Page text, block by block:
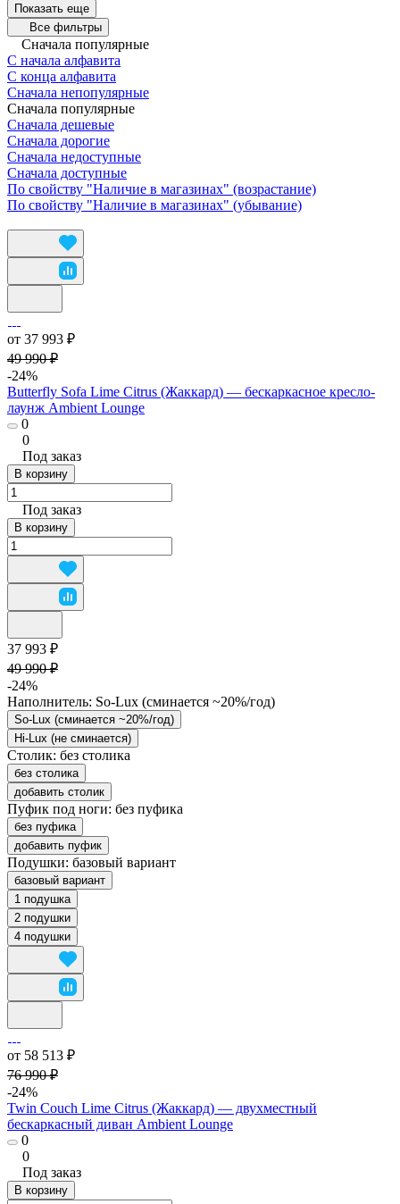
Показать еще
Все фильтры
Сначала популярные
С начала алфавита
С конца алфавита
Сначала непопулярные
Сначала популярные
Сначала дешевые
Сначала дорогие
Сначала недоступные
Сначала доступные
По свойству "Наличие в магазинах" (возрастание)
По свойству "Наличие в магазинах" (убывание)
от 37 993 ₽
49 990 ₽
-24%
Butterfly Sofa Lime Citrus (Жаккард) — бескаркасное кресло-
лаунж Ambient Lounge
0
0
Под заказ
В корзину
Под заказ
В корзину
37 993 ₽
49 990 ₽
-24%
Наполнитель: So-Lux (cминается ~20%/год)
So-Lux (cминается ~20%/год)
Hi-Lux (не сминается)
Столик: без столика
без столика
добавить столик
Пуфик под ноги: без пуфика
без пуфика
добавить пуфик
Подушки: базовый вариант
базовый вариант
1 подушка
2 подушки
4 подушки
от 58 513 ₽
76 990 ₽
-24%
Twin Couch Lime Citrus (Жаккард) — двухместный
бескаркасный диван Ambient Lounge
0
0
Под заказ
В корзину